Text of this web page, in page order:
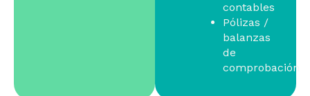
contables
Pólizas /
balanzas
de
comprobación